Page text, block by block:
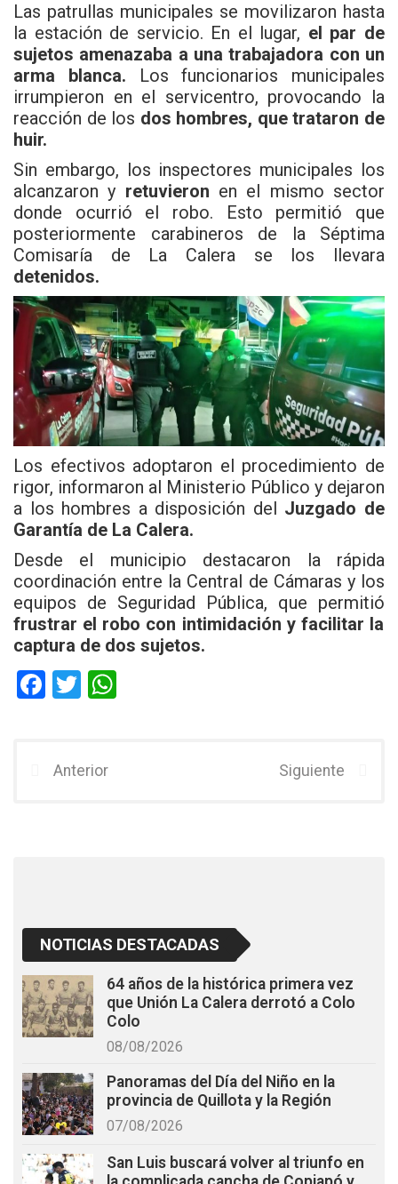
Las patrullas municipales se movilizaron hasta
la estación de servicio. En el lugar, el par de
sujetos amenazaba a una trabajadora con un
arma blanca. Los funcionarios municipales
irrumpieron en el servicentro, provocando la
reacción de los dos hombres, que trataron de
huir.
Sin embargo, los inspectores municipales los
alcanzaron y retuvieron en el mismo sector
donde ocurrió el robo. Esto permitió que
posteriormente carabineros de la Séptima
Comisaría de La Calera se los llevara
detenidos.
Los efectivos adoptaron el procedimiento de
rigor, informaron al Ministerio Público y dejaron
a los hombres a disposición del Juzgado de
Garantía de La Calera.
Desde el municipio destacaron la rápida
coordinación entre la Central de Cámaras y los
equipos de Seguridad Pública, que permitió
frustrar el robo con intimidación y facilitar la
captura de dos sujetos.
F
b
T
er
Anterior Siguiente
NOTICIAS DESTACADAS
64 años de la histórica primera vez
que Unión La Calera derrotó a Colo
Colo
08/08/2026
Panoramas del Día del Niño en la
provincia de Quillota y la Región
07/08/2026
San Luis buscará volver al triunfo en